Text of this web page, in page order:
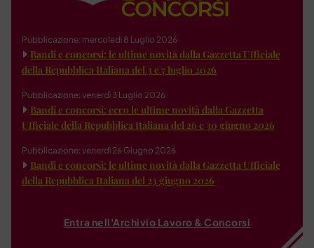
Pubblicazione: mercoledì 8 Luglio 2026
Bandi e concorsi: le ultime novità dalla Gazzetta Ufficiale
della Repubblica Italiana del 3 e 7 luglio 2026
Pubblicazione: venerdì 3 Luglio 2026
Bandi e concorsi: ecco le ultime novità dalla Gazzetta
Ufficiale della Repubblica Italiana del 26 e 30 giugno 2026
Pubblicazione: venerdì 26 Giugno 2026
Bandi e concorsi: le ultime novità dalla Gazzetta Ufficiale
della Repubblica Italiana del 23 giugno 2026
Entra nell'Archivio Lavoro & Concorsi